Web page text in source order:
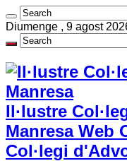
Diumenge , 9 agost
Il·lustre
Manresa Web
Col·legi